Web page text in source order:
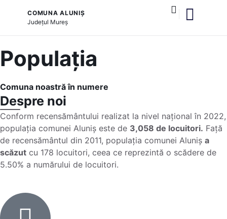
COMUNA ALUNIȘ
Județul Mureș
Populația
Comuna noastră în numere
Despre noi
Conform recensământului realizat la nivel național în 2022,
populația comunei Aluniș este de 3,058 de locuitori. Față
de recensământul din 2011, populația comunei Aluniș a
scăzut cu 178 locuitori, ceea ce reprezintă o scădere de
5.50% a numărului de locuitori.